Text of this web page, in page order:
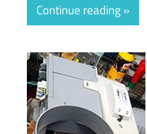
Continue reading